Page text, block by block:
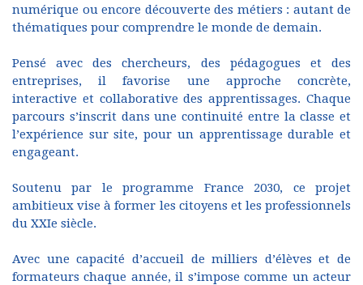
numérique ou encore découverte des métiers : autant de
thématiques pour comprendre le monde de demain.
Pensé avec des chercheurs, des pédagogues et des
entreprises, il favorise une approche concrète,
interactive et collaborative des apprentissages. Chaque
parcours s’inscrit dans une continuité entre la classe et
l’expérience sur site, pour un apprentissage durable et
engageant.
Soutenu par le programme France 2030, ce projet
ambitieux vise à former les citoyens et les professionnels
du XXIe siècle.
Avec une capacité d’accueil de milliers d’élèves et de
formateurs chaque année, il s’impose comme un acteur